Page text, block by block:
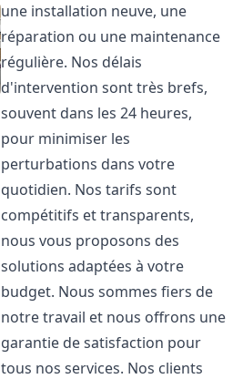
une installation neuve, une
réparation ou une maintenance
régulière. Nos délais
d'intervention sont très brefs,
souvent dans les 24 heures,
pour minimiser les
perturbations dans votre
quotidien. Nos tarifs sont
compétitifs et transparents,
nous vous proposons des
solutions adaptées à votre
budget. Nous sommes fiers de
notre travail et nous offrons une
garantie de satisfaction pour
tous nos services. Nos clients